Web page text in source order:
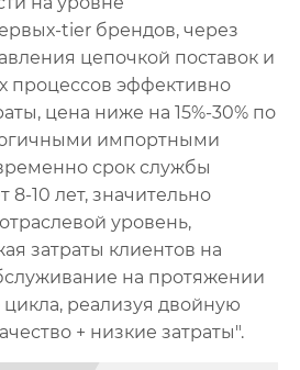
tier брендов, через
цепочкой поставок и
процессов эффективно
цена ниже на 15%-30% по
импортными
срок службы
8-10 лет, значительно
уровень,
затраты клиентов на
на протяжении
реализуя двойную
+ низкие затраты".